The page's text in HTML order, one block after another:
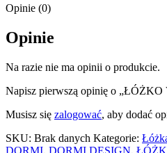
Opinie (0)
Opinie
Na razie nie ma opinii o produkcie.
Napisz pierwszą opinię o
Musisz się zalogować, aby dodać
SKU: Brak danych Kategorie:
DORMI, DORMI DESIGN,